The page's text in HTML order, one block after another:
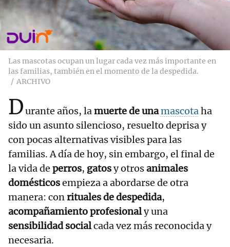
Las mascotas ocupan un lugar cada vez más importante en
las familias, también en el momento de la despedida.
ARCHIVO
Durante años, lamuerte de unamascotaha
sido un asunto silencioso, resuelto deprisa y
con pocas alternativas visibles para las
familias. A día de hoy, sin embargo, el final de
la vida de perros, gatosy otrosanimales
domésticosempieza a abordarse de otra
manera: conrituales de despedida,
acompañamiento profesionaly una
sensibilidad socialcada vez más reconocida y
necesaria.